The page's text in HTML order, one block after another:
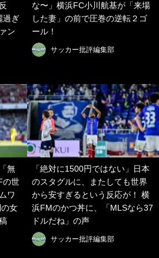
過ぎ
ン
な〜」横浜FC小川航基が「来場
した妻」の前で圧巻の逆転２ゴ
ール！
サッカー批評編集部
無
の世
ワ
女
「絶対に1500円ではない」日本
のスタグルに、またしても世界
から安すぎるという反応が！ 横
浜FMのかつ丼に、「MLSなら37
ドルだね」の声
サッカー批評編集部